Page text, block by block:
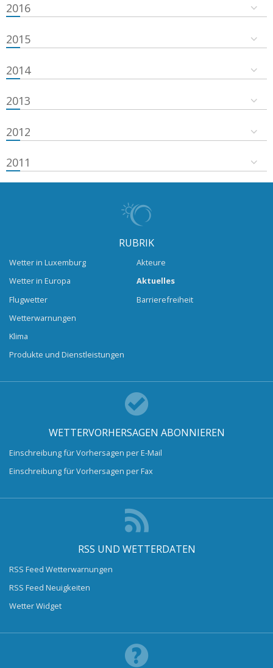
2016
2015
2014
2013
2012
2011
RUBRIK
Wetter in Luxemburg
Wetter in Europa
Flugwetter
Wetterwarnungen
Klima
Produkte und Dienstleistungen
Akteure
Aktuelles
Barrierefreiheit
WETTERVORHERSAGEN ABONNIEREN
Einschreibung für Vorhersagen per E-Mail
Einschreibung für Vorhersagen per Fax
RSS UND WETTERDATEN
RSS Feed Wetterwarnungen
RSS Feed Neuigkeiten
Wetter Widget